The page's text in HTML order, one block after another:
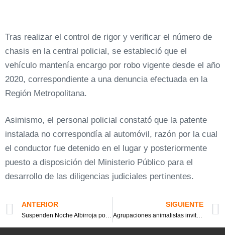
Tras realizar el control de rigor y verificar el número de
chasis en la central policial, se estableció que el
vehículo mantenía encargo por robo vigente desde el año
2020, correspondiente a una denuncia efectuada en la
Región Metropolitana.
Asimismo, el personal policial constató que la patente
instalada no correspondía al automóvil, razón por la cual
el conductor fue detenido en el lugar y posteriormente
puesto a disposición del Ministerio Público para el
desarrollo de las diligencias judiciales pertinentes.
ANTERIOR SIGUIENTE
Agrupaciones animalistas invitan a jornada de adopción este sábado en Curicó